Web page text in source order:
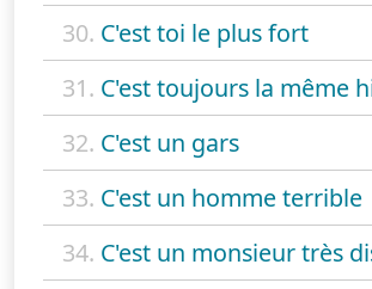
30. C'est toi le plus fort
31. C'est toujours la même
32. C'est un gars
33. C'est un homme terrible
34. C'est un monsieur très